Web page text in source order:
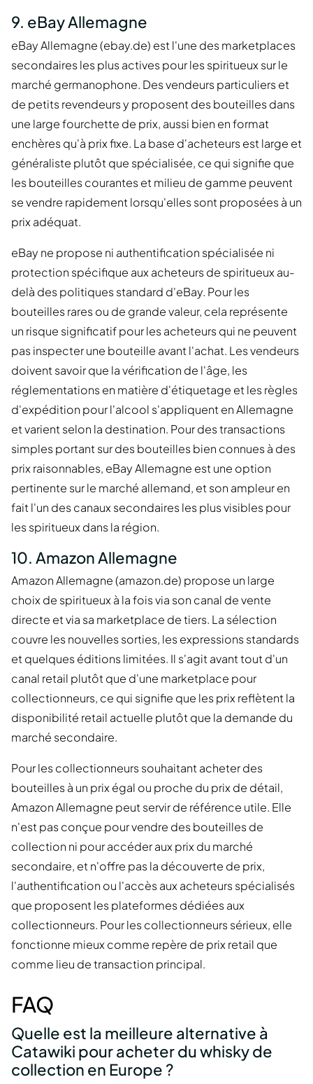
9. eBay Allemagne
eBay Allemagne (ebay.de) est l'une des marketplaces
secondaires les plus actives pour les spiritueux sur le
marché germanophone. Des vendeurs particuliers et
de petits revendeurs y proposent des bouteilles dans
une large fourchette de prix, aussi bien en format
enchères qu'à prix fixe. La base d'acheteurs est large et
généraliste plutôt que spécialisée, ce qui signifie que
les bouteilles courantes et milieu de gamme peuvent
se vendre rapidement lorsqu'elles sont proposées à un
prix adéquat.
eBay ne propose ni authentification spécialisée ni
protection spécifique aux acheteurs de spiritueux au-
delà des politiques standard d'eBay. Pour les
bouteilles rares ou de grande valeur, cela représente
un risque significatif pour les acheteurs qui ne peuvent
pas inspecter une bouteille avant l'achat. Les vendeurs
doivent savoir que la vérification de l'âge, les
réglementations en matière d'étiquetage et les règles
d'expédition pour l'alcool s'appliquent en Allemagne
et varient selon la destination. Pour des transactions
simples portant sur des bouteilles bien connues à des
prix raisonnables, eBay Allemagne est une option
pertinente sur le marché allemand, et son ampleur en
fait l'un des canaux secondaires les plus visibles pour
les spiritueux dans la région.
10. Amazon Allemagne
Amazon Allemagne (amazon.de) propose un large
choix de spiritueux à la fois via son canal de vente
directe et via sa marketplace de tiers. La sélection
couvre les nouvelles sorties, les expressions standards
et quelques éditions limitées. Il s'agit avant tout d'un
canal retail plutôt que d'une marketplace pour
collectionneurs, ce qui signifie que les prix reflètent la
disponibilité retail actuelle plutôt que la demande du
marché secondaire.
Pour les collectionneurs souhaitant acheter des
bouteilles à un prix égal ou proche du prix de détail,
Amazon Allemagne peut servir de référence utile. Elle
n'est pas conçue pour vendre des bouteilles de
collection ni pour accéder aux prix du marché
secondaire, et n'offre pas la découverte de prix,
l'authentification ou l'accès aux acheteurs spécialisés
que proposent les plateformes dédiées aux
collectionneurs. Pour les collectionneurs sérieux, elle
fonctionne mieux comme repère de prix retail que
comme lieu de transaction principal.
FAQ
Quelle est la meilleure alternative à
Catawiki pour acheter du whisky de
collection en Europe ?